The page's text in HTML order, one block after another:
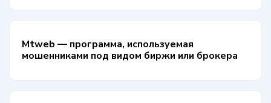
Mtweb — программа, используемая
мошенниками под видом биржи или брокера